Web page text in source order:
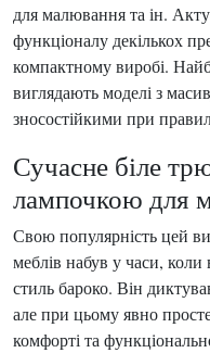
для малювання та ін.
функціоналу декількох
компактному виробі.
виглядають моделі з
зносостійкими при
Сучасне біле
лампочкою для
Свою популярність цей
меблів набув у часи, коли
стиль бароко. Він
але при цьому явно
комфорті та